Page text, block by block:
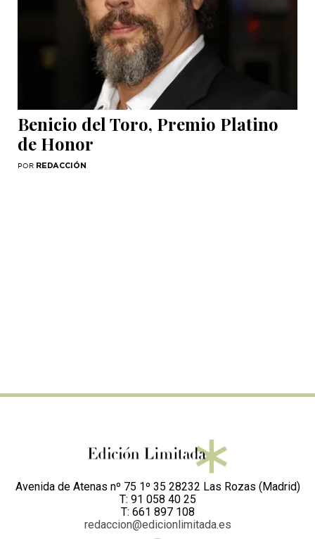
Benicio del Toro, Premio Platino
de Honor
POR REDACCIÓN
Avenida de Atenas nº 75 1º 35 28232 Las Rozas (Madrid)
T: 91 058 40 25
T: 661 897 108
redaccion@edicionlimitada.es